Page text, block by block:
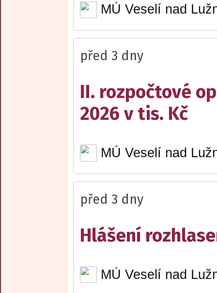
MÚ Veselí nad
před 3 dny
II. rozpočtové
2026 v tis. Kč
MÚ Veselí nad
před 3 dny
Hlášení
MÚ Veselí nad